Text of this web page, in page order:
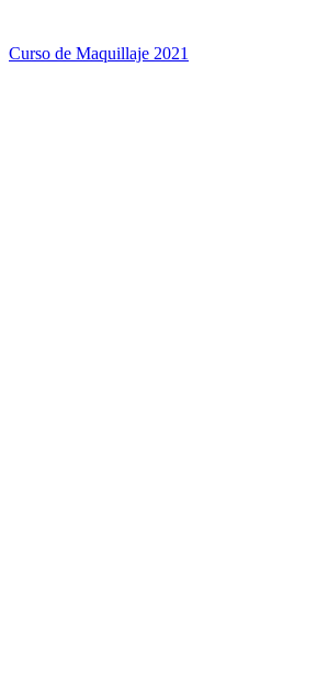
Curso de Maquillaje 2021